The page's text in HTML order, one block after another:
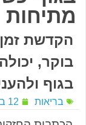
מתיחות
הקדשת
בוקר,
בגוף
בריאות 12 במאי 2023